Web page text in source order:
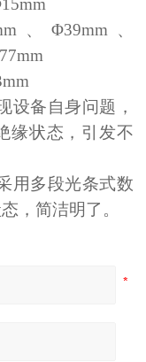
1 5mm
、 Φ39mm、
77mm
mm
设备自身问题，
缘状态，引发不
用多段光条式数
，简洁明了。